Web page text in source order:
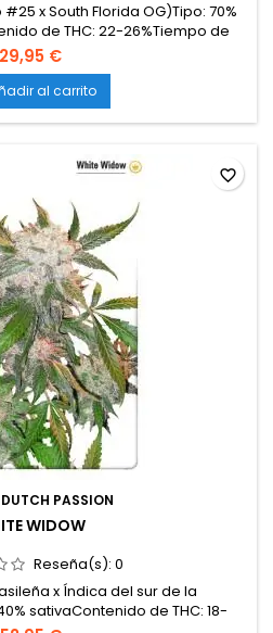
x South Florida OG)Tipo: 70%
de THC: 22-26%Tiempo de
en interiorProducción en
en exterior: 700-900
octubre)Altura: 100-140 cm en
exteriorAromas y sabores:...
29,95 €
al carrito
DUTCH PASSION
WIDOW
Reseña(s): 0
x Índica del sur de la
sativaContenido de THC: 18-
favorite_border